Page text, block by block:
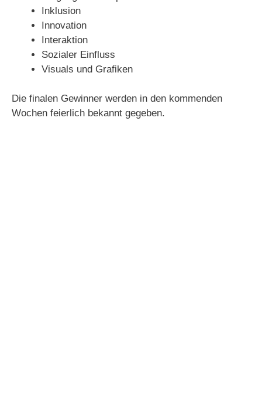
Inklusion
Innovation
Interaktion
Sozialer Einfluss
Visuals und Grafiken
Die finalen Gewinner werden in den kommenden
Wochen feierlich bekannt gegeben.